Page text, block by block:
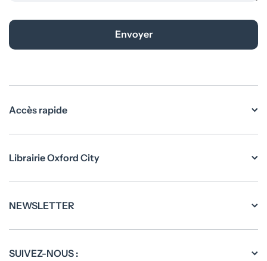
Envoyer
Accès rapide
Librairie Oxford City
NEWSLETTER
SUIVEZ-NOUS :